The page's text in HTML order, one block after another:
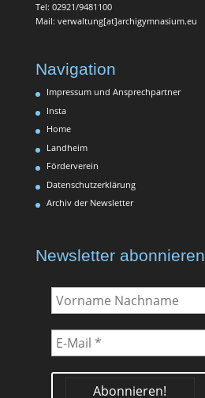
Tel: 02921/9481100
Mail: verwaltung[at]archigymnasium.eu
Navigation
Impressum und Ansprechpartner
Insta
Home
Landheim
Förderverein
Datenschutzerklärung
Archiv der Newsletter
Newsletter abonnieren
Vorname
Nachname
E-
Mail